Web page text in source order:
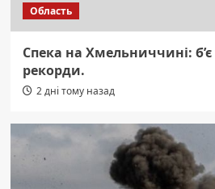
Область
Спека на Хмельниччині:
рекорди.
2 дні тому назад